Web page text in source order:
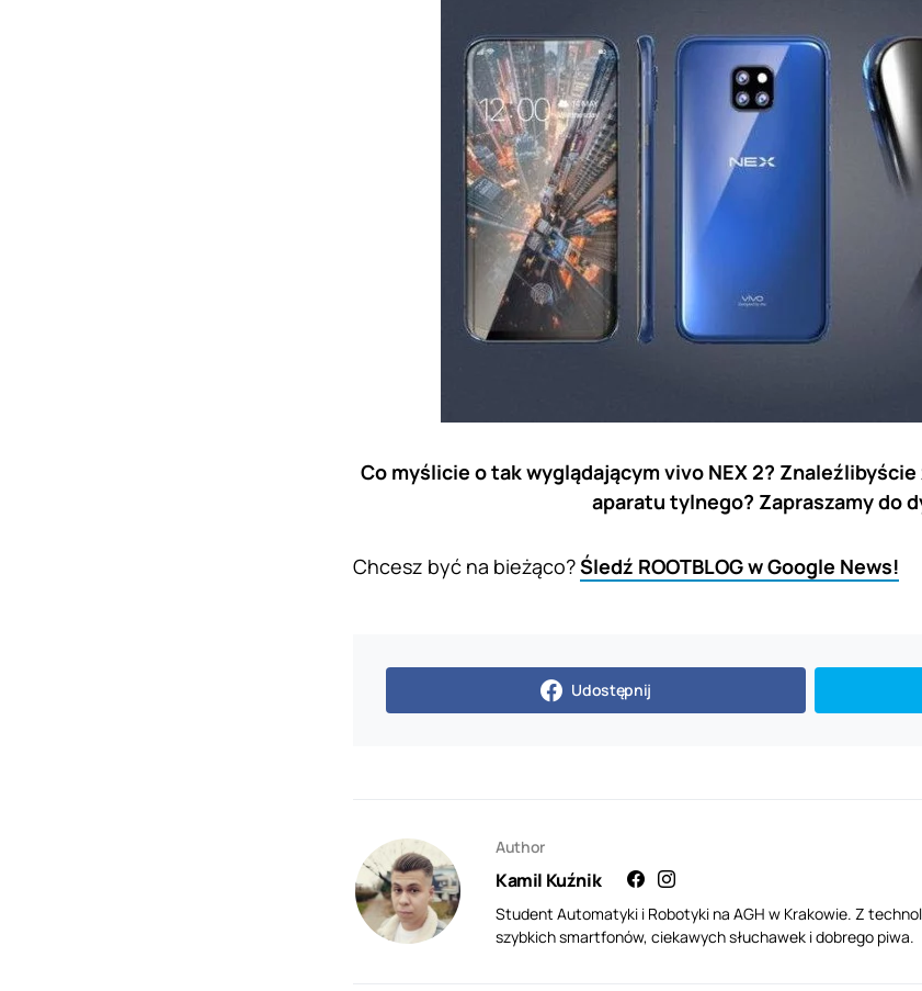
Co myślicie o tak wyglądającym vivo NEX 2?
aparatu tylnego? Zapraszamy do
Chcesz być na bieżąco?Śledź ROOTBLOG w Google News!
Udostępnij
Author
Kamil Kuźnik
Student Automatyki i Robotyki na AGH w Krakowie. Z
szybkich smartfonów, ciekawych słuchawek i dobrego piwa.